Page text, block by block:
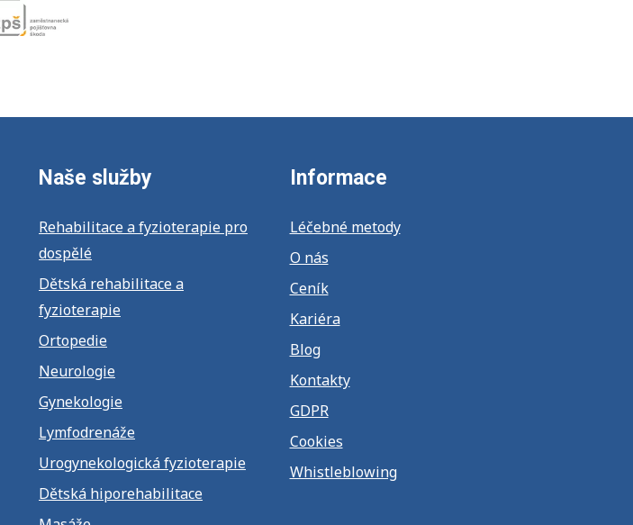
Naše služby
Rehabilitace a fyzioterapie pro
dospělé
Dětská rehabilitace a
fyzioterapie
Ortopedie
Neurologie
Gynekologie
Lymfodrenáže
Urogynekologická fyzioterapie
Dětská hiporehabilitace
Informace
Léčebné metody
O nás
Ceník
Kariéra
Blog
Kontakty
GDPR
Cookies
Whistleblowing